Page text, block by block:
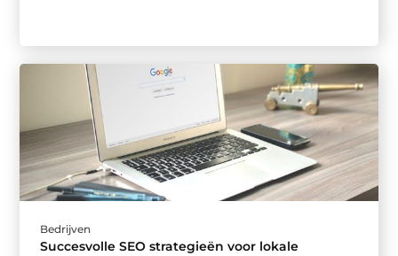
Bedrijven
Succesvolle SEO strategieën voor lokale